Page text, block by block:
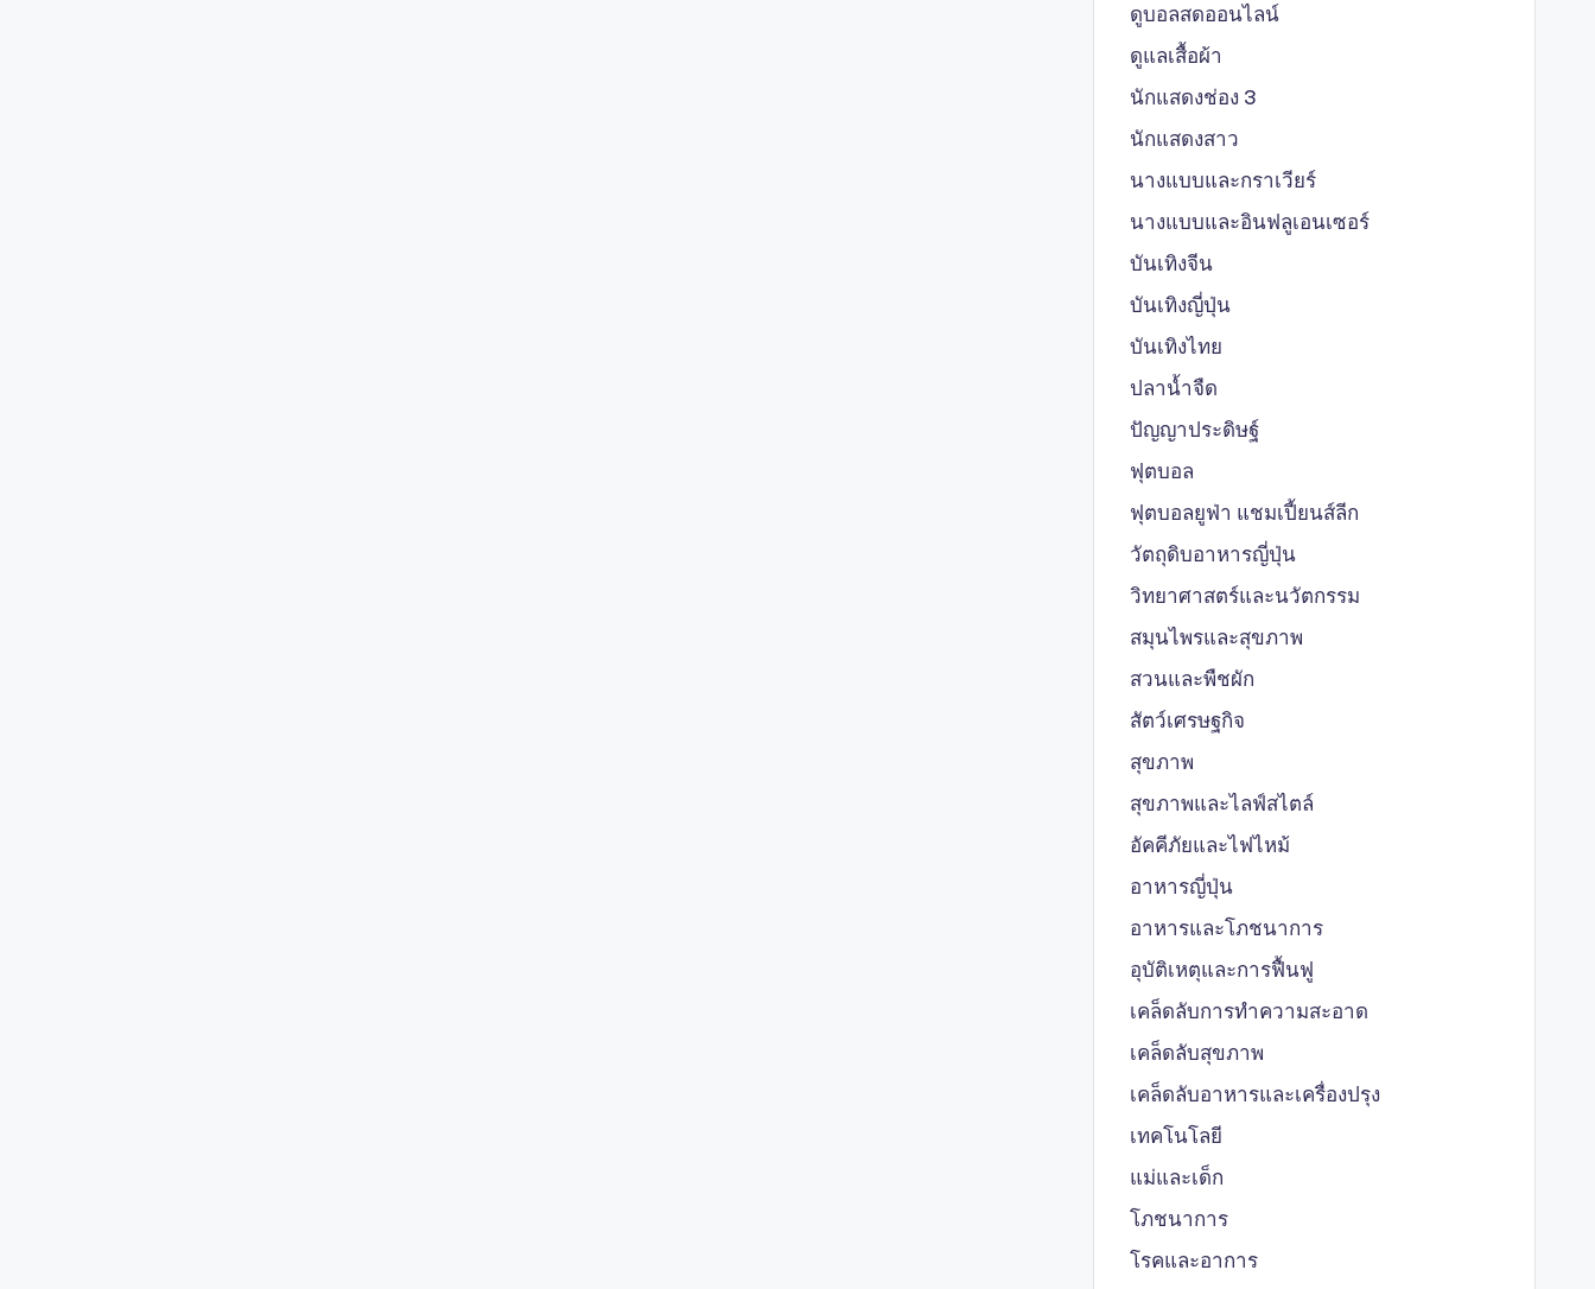
ดูบอลสดออนไลน์
ดูแลเสื้อผ้า
นักแสดงช่อง 3
นักแสดงสาว
นางแบบและกราเวียร์
นางแบบและอินฟลูเอนเซอร์
บันเทิงจีน
บันเทิงญี่ปุ่น
บันเทิงไทย
ปลาน้ำจืด
ปัญญาประดิษฐ์
ฟุตบอล
ฟุตบอลยูฟ่า แชมเปี้ยนส์ลีก
วัตถุดิบอาหารญี่ปุ่น
วิทยาศาสตร์และนวัตกรรม
สมุนไพรและสุขภาพ
สวนและพืชผัก
สัตว์เศรษฐกิจ
สุขภาพ
สุขภาพและไลฟ์สไตล์
อัคคีภัยและไฟไหม้
อาหารญี่ปุ่น
อาหารและโภชนาการ
อุบัติเหตุและการฟื้นฟู
เคล็ดลับการทำความสะอาด
เคล็ดลับสุขภาพ
เคล็ดลับอาหารและเครื่องปรุง
เทคโนโลยี
แม่และเด็ก
โภชนาการ
โรคและอาการ